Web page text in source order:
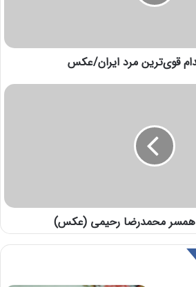
قوی‌ترین مرد ایران/عکس
همسر محمدرضا رحیمی (عکس)